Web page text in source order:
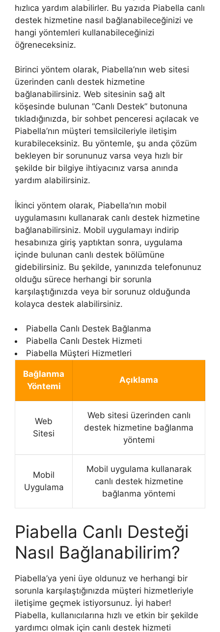
hızlıca yardım alabilirler. Bu yazıda Piabella canlı
destek hizmetine nasıl bağlanabileceğinizi ve
hangi yöntemleri kullanabileceğinizi
öğreneceksiniz.
Birinci yöntem olarak, Piabella’nın web sitesi
üzerinden canlı destek hizmetine
bağlanabilirsiniz. Web sitesinin sağ alt
köşesinde bulunan “Canlı Destek” butonuna
tıkladığınızda, bir sohbet penceresi açılacak ve
Piabella’nın müşteri temsilcileriyle iletişim
kurabileceksiniz. Bu yöntemle, şu anda çözüm
bekleyen bir sorununuz varsa veya hızlı bir
şekilde bir bilgiye ihtiyacınız varsa anında
yardım alabilirsiniz.
İkinci yöntem olarak, Piabella’nın mobil
uygulamasını kullanarak canlı destek hizmetine
bağlanabilirsiniz. Mobil uygulamayı indirip
hesabınıza giriş yaptıktan sonra, uygulama
içinde bulunan canlı destek bölümüne
gidebilirsiniz. Bu şekilde, yanınızda telefonunuz
olduğu sürece herhangi bir sorunla
karşılaştığınızda veya bir sorunuz olduğunda
kolayca destek alabilirsiniz.
Piabella Canlı Destek Bağlanma
Piabella Canlı Destek Hizmeti
Piabella Müşteri Hizmetleri
Bağlanma
Yöntemi
Açıklama
Web
Sitesi
Web sitesi üzerinden canlı
destek hizmetine bağlanma
yöntemi
Mobil
Uygulama
Mobil uygulama kullanarak
canlı destek hizmetine
bağlanma yöntemi
Piabella Canlı Desteği
Nasıl Bağlanabilirim?
Piabella’ya yeni üye oldunuz ve herhangi bir
sorunla karşılaştığınızda müşteri hizmetleriyle
iletişime geçmek istiyorsunuz. İyi haber!
Piabella, kullanıcılarına hızlı ve etkin bir şekilde
yardımcı olmak için canlı destek hizmeti